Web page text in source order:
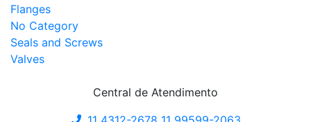
Flanges
No Category
Seals and Screws
Valves
Central de Atendimento